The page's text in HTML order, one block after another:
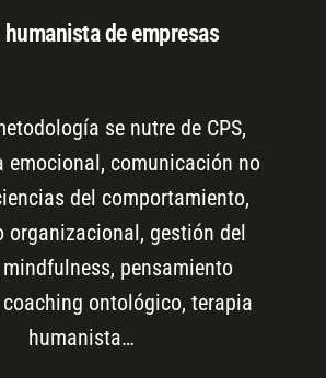
de empresas
se nutre de CPS,
emocional, comunicación no
del comportamiento,
organizacional, gestión del
pensamiento
ontológico, terapia
humanista…